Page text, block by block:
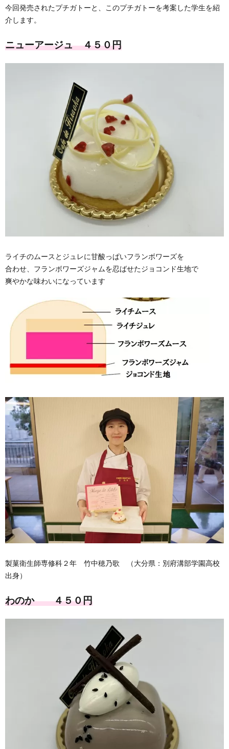
今回発売されたプチガトーと、このプチガトーを考案した学生を紹
介します。
ニューアージュ ４５０円
ライチのムースとジュレに甘酸っぱいフランボワーズを
合わせ、フランボワーズジャムを忍ばせたジョコンド生地で
爽やかな味わいになっています
製菓衛生師専修科２年 竹中穂乃歌 （大分県：別府溝部学園高校
出身）
わのか ４５０円